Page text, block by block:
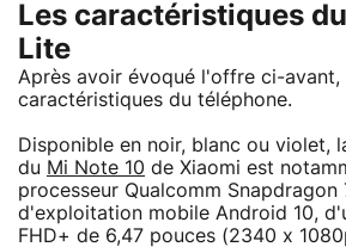
Les caractéristiques
Lite
Après avoir évoqué l'offre ci-avant,
caractéristiques du téléphone.
Disponible en noir, blanc ou violet,
du Mi Note 10 de Xiaomi est
processeur Qualcomm Snapdragon
d'exploitation mobile Android 10,
FHD+ de 6,47 pouces (2340 x